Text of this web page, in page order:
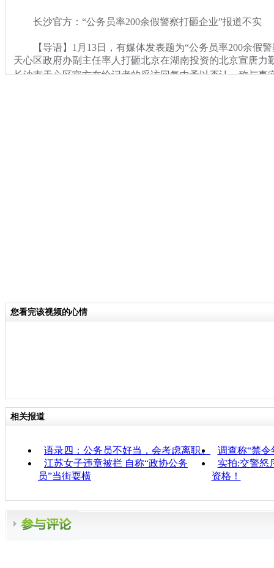
长沙官方：“公务员率200余假警察打砸企业”报道不实
【导语】1月13日，有媒体发表题为“公务员率200余假警
天心区政府办副主任率人打砸北京在湖南投资的北京宣唐力
长沙市天心区官方在给记者的采访回复中予以否认，称与事
您看完该视频的心情
相关报道
语录四：公务员不好当，会考虑离职。
调查称“禁令
江苏女子违章被拦 自称“政协公务
员”当街耍横
实拍:交警怒
资格！